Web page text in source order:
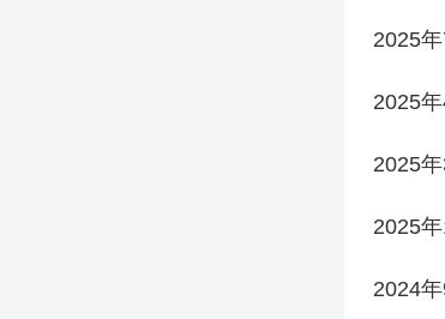
2025年
2025年
2025年
2025年
2024年